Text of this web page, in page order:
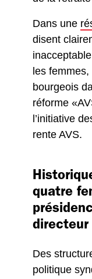
Dans une
disent
les
bourgeois
réforme
l’initiative
rente AVS.
quatre
directeur
Des
politique